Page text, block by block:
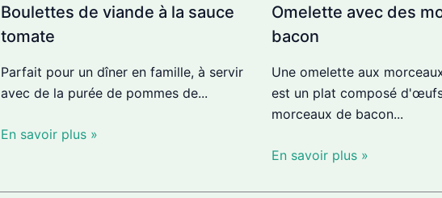
Boulettes de viande à la sauce
tomate
Parfait pour un dîner en famille, à servir
avec de la purée de pommes de...
En savoir plus »
Omelette avec des
bacon
Une omelette aux
est un plat composé
morceaux de bacon...
En savoir plus »